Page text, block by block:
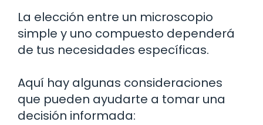
La elección entre un microscopio
simple y uno compuesto dependerá
de tus necesidades específicas.
Aquí hay algunas consideraciones
que pueden ayudarte a tomar una
decisión informada: